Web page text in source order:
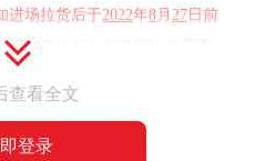
进场拉货后于2022年8月 27日前
程中产生的所有费用均有买受
不予扣杂。
查看全文
登录